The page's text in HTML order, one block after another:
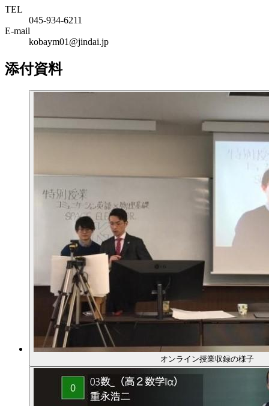
TEL
045-934-6211
E-mail
kobaym01@jindai.jp
添付資料
オンライン授業収録の様子